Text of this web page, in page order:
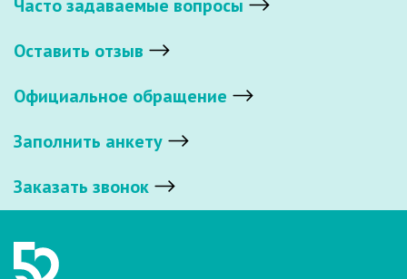
Часто задаваемые вопросы
Оставить отзыв
Официальное обращение
Заполнить анкету
Заказать звонок